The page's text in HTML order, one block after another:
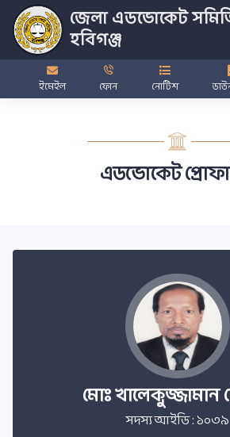
জেলা এডভোকেট
হবিগঞ্জ
ইমেইল ফোন নোটিশ
এডভোকেট
মোঃ খালেকুজ্জামান
সদস্য আইডি : ১০৩৯